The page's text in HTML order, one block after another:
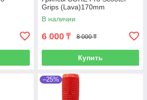
Grips (Lava)170mm
В наличии
6 000 ₸ 8 000 ₸
Купить
–25%